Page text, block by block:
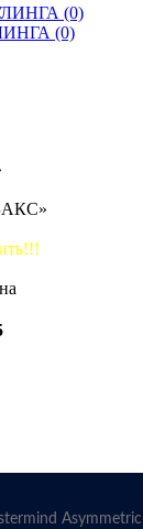
(0)
(0)
Asymmetric